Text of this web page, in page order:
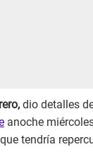
dio detalles
anoche
tendría